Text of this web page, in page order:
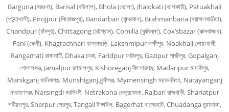
Barguna (বরগুনা), Barisal (বরিশাল), Bhola (ভোলা), Jhalokati (ঝালকাঠি), Patuakhali
(পটুয়াখালী), Pirojpur (পিরোজপুর), Bandarban (বান্দরবান), Brahmanbaria (ব্রাহ্মণবাড়ীয়া),
Chandpur (চাঁদপুর), Chittagong (চট্টগ্রাম), Comilla (কুমিল্লা), Cox’sbazar (কক্সবাজার),
Feni (ফেনী), Khagrachhari খাগড়াছড়ি, Lakshmipur লক্ষীপুর, Noakhali নোয়াখালী,
Rangamati রাঙ্গামাটি, Dhaka ঢাকা, Faridpur ফরিদপুর, Gazipur গাজীপুর, Gopalganj
গোপালগঞ্জ, Jamalpur জামালপুর, Kishoreganj কিশোরগঞ্জ, Madaripur মাদারীপুর,
Manikganj মানিকগঞ্জ, Munshiganj মুন্সীগঞ্জ, Mymensingh ময়মনসিংহ, Narayanganj
নারায়ণগঞ্জ, Narsingdi নরসিংদী, Netrakona নেত্রকোনা, Rajbari রাজবাড়ী, Shariatpur
শরীয়তপুর, Sherpur শেরপুর, Tangail টাঙ্গাইল, Bagerhat বাগেরহাট, Chuadanga চুয়াডাঙ্গা,